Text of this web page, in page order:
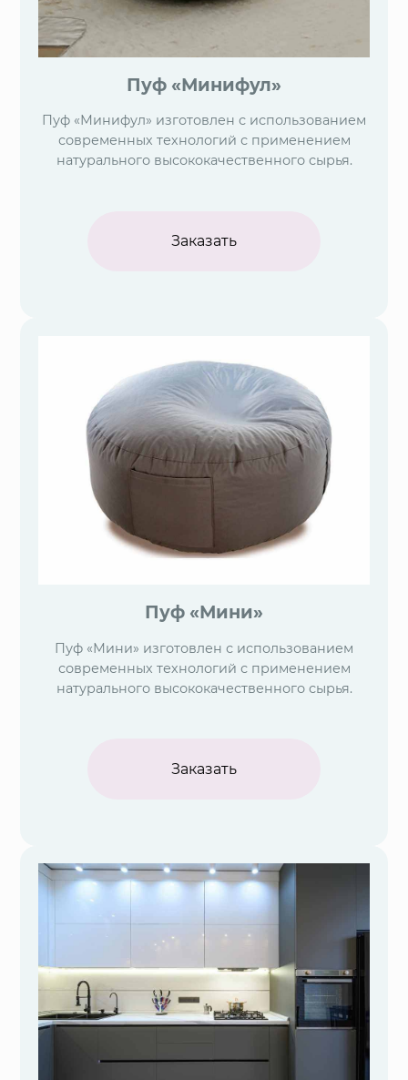
Пуф «Минифул»
Пуф «Минифул» изготовлен с использованием
современных технологий с применением
натурального высококачественного сырья.
Заказать
Пуф «Мини»
Пуф «Мини» изготовлен с использованием
современных технологий с применением
натурального высококачественного сырья.
Заказать